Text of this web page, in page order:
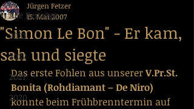
Alle Beiträge
2023
2022
2021
2020
"Simon Le Bon" - Er kam,
sah und siegte
Jürgen Fetzer
15. Mai 2007
Das erste Fohlen aus unserer V.Pr.St.
Bonita (Rohdiamant – De Niro)
konnte beim Frühbrenntermin auf